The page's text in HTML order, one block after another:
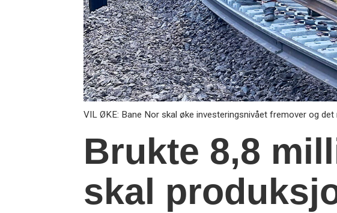
VIL ØKE: Bane Nor skal øke investeringsnivået fremover og
Brukte 8,8
skal